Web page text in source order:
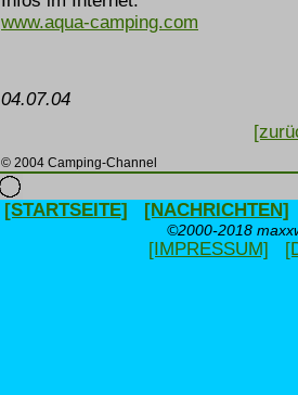
www.aqua-camping.com
04.07.04
© 2004 Camping-Channel
[STARTSEITE] [NACHRICHTEN]
©2000-2018
[IMPRESSUM]